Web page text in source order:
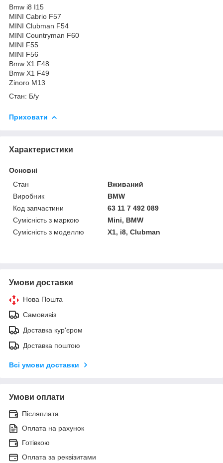
Bmw i8 I15
MINI Cabrio F57
MINI Clubman F54
MINI Countryman F60
MINI F55
MINI F56
Bmw X1 F48
Bmw X1 F49
Zinoro M13
Стан: Б/у
Приховати
Характеристики
Основні
Стан
Вживаний
Виробник
BMW
Код запчастини
63 11 7 492 089
Сумісність з маркою
Mini, BMW
Сумісність з моделлю
X1, i8, Clubman
Умови доставки
Нова Пошта
Самовивіз
Доставка кур'єром
Доставка поштою
Всі умови доставки
Умови оплати
Післяплата
Оплата на рахунок
Готівкою
Оплата за реквізитами